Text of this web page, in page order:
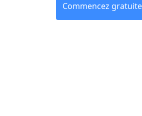
Commencez